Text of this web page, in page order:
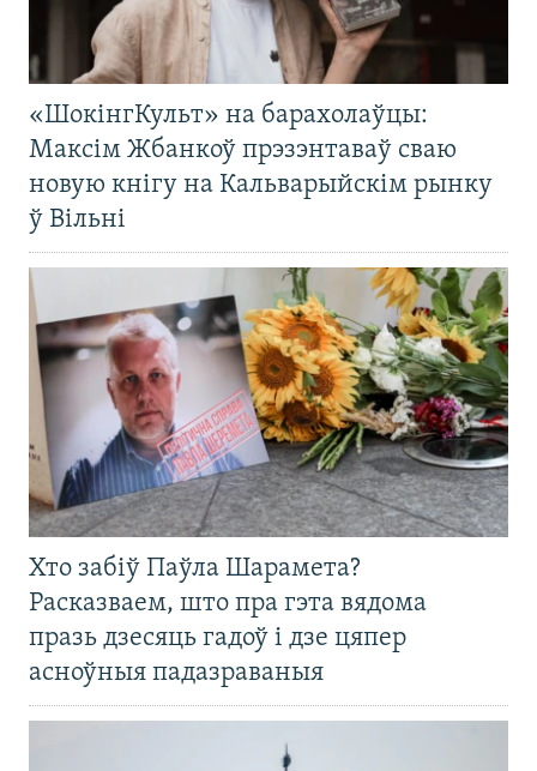
«ШокінгКульт» на барахолаўцы:
Максім Жбанкоў прэзэнтаваў сваю
новую кнігу на Кальварыйскім рынку
ў Вільні
Хто забіў Паўла Шарамета?
Расказваем, што пра гэта вядома
празь дзесяць гадоў і дзе цяпер
асноўныя падазраваныя